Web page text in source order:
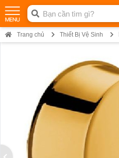
Trang chủ Thiết Bị Vệ Sinh